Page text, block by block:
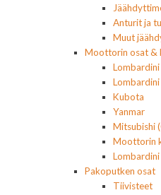
Anturit ja
Muut
Moottorin osat &
Kubota
Yanmar
Mitsubishi
Moottorin
Pakoputken osat
Tiivisteet